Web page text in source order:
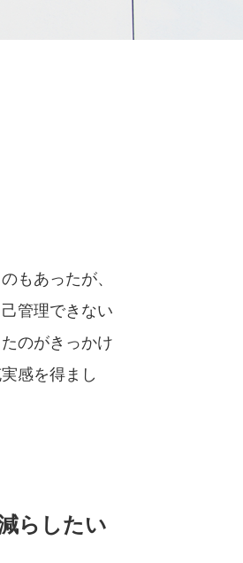
もあったが、
管理できない
のがきっかけ
感を得まし
らしたい